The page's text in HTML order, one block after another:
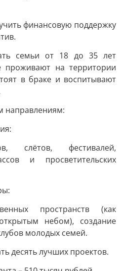
финансовую поддержку
семьи от 18 до 35 лет
проживают на территории
в браке и воспитывают
направлениям:
слётов, фестивалей,
и просветительских
пространств (как
небом), создание
молодых семей.
десять лучших проектов.